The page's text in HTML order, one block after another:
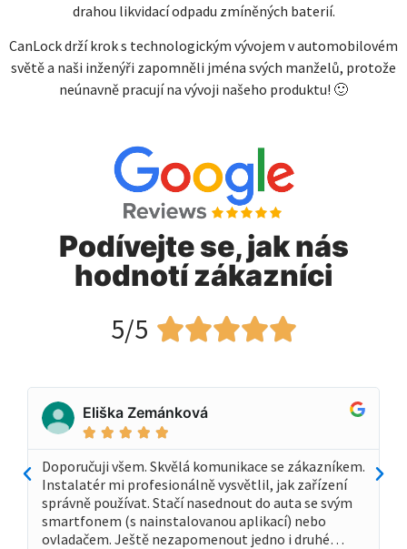
drahou likvidací odpadu zmíněných baterií.
CanLock drží krok s technologickým vývojem v automobilovém
světě a naši inženýři zapomněli jména svých manželů, protože
neúnavně pracují na vývoji našeho produktu! 🙂
Podívejte se, jak nás
hodnotí zákazníci
5/5 
Eliška Zemánková
    
Doporučuji všem. Skvělá komunikace se zákazníkem.
Instalatér mi profesionálně vysvětlil, jak zařízení
správně používat. Stačí nasednout do auta se svým
smartfonem (s nainstalovanou aplikací) nebo
ovladačem. Ještě nezapomenout jedno i druhé…